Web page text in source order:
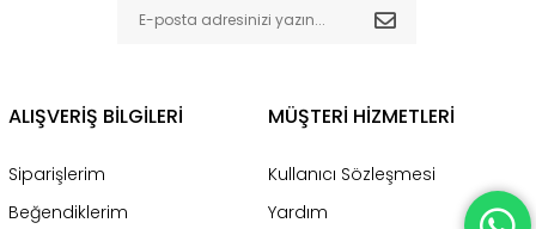
ALIŞVERİŞ BİLGİLERİ
Siparişlerim
Beğendiklerim
MÜŞTERİ HİZMETLERİ
Kullanıcı Sözleşmesi
Yardım